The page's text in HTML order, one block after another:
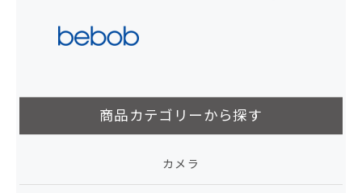
商品カテゴリーから探す
カメラ